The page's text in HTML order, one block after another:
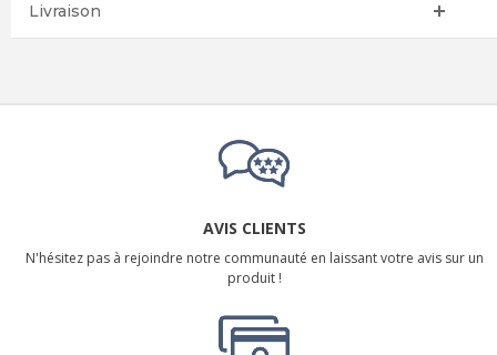
Livraison
AVIS CLIENTS
N'hésitez pas à rejoindre notre communauté en laissant votre avis sur un
produit !